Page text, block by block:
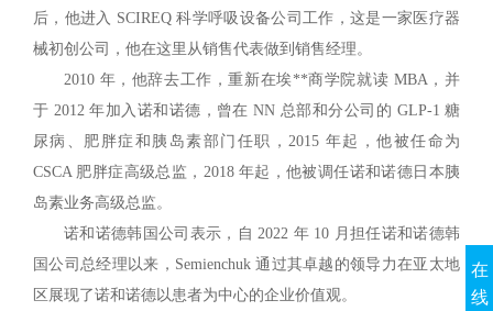
后，他进入 SCIREQ 科学呼吸设备公司工作，这是一家医疗器
械初创公司，他在这里从销售代表做到销售经理。
2010 年，他辞去工作，重新在埃**商学院就读 MBA，并
于 2012 年加入诺和诺德，曾在 NN 总部和分公司的 GLP-1 糖
尿病、肥胖症和胰岛素部门任职，2015 年起，他被任命为
CSCA 肥胖症高级总监，2018 年起，他被调任诺和诺德日本胰
岛素业务高级总监。
诺和诺德韩国公司表示，自 2022 年 10 月担任诺和诺德韩
国公司总经理以来，Semienchuk 通过其卓越的领导力在亚太地
区展现了诺和诺德以患者为中心的企业价值观。
在
线